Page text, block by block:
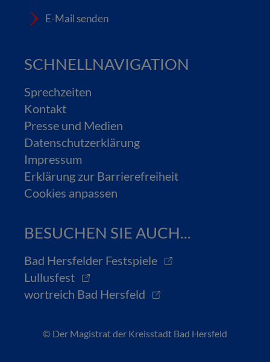
E-Mail senden
SCHNELLNAVIGATION
Sprechzeiten
Kontakt
Presse und Medien
Datenschutzerklärung
Impressum
Erklärung zur Barrierefreiheit
Cookies anpassen
BESUCHEN SIE AUCH...
Bad Hersfelder Festspiele
Lullusfest
wortreich Bad Hersfeld
© Der Magistrat der Kreisstadt Bad Hersfeld